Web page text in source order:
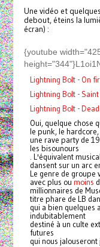
Une vidéo et
debout, éteins la
écran) :
{youtube
Lightning Bolt - On
Lightning Bolt - Saint
Lightning Bolt -
Oui, quelque chose
le punk, le
une rave party de
les bisounours
. L'équivalent
dansent sur un arc
Le genre de groupe
avec plus ou moins
millionnaires de
titre phare de LB
qui a bien quelques
indubitablement
destiné à un culte
futures
qui nous